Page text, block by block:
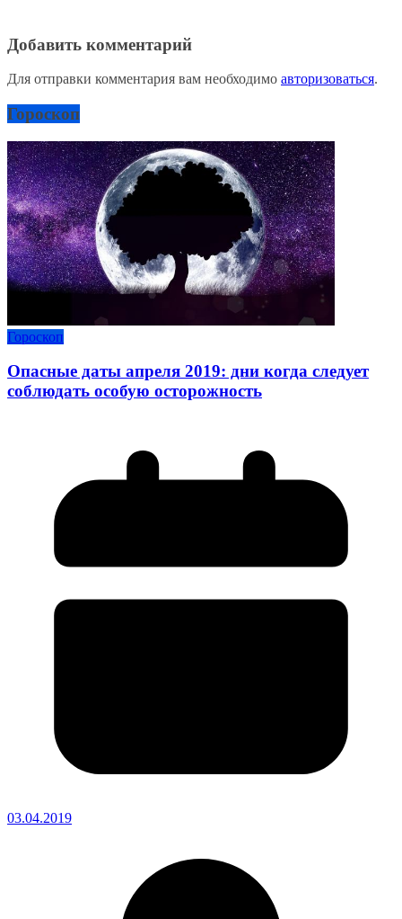
Добавить комментарий
Для отправки комментария вам необходимо авторизоваться.
Гороскоп
Гороскоп
Опасные даты апреля 2019: дни когда следует
соблюдать особую осторожность
03.04.2019